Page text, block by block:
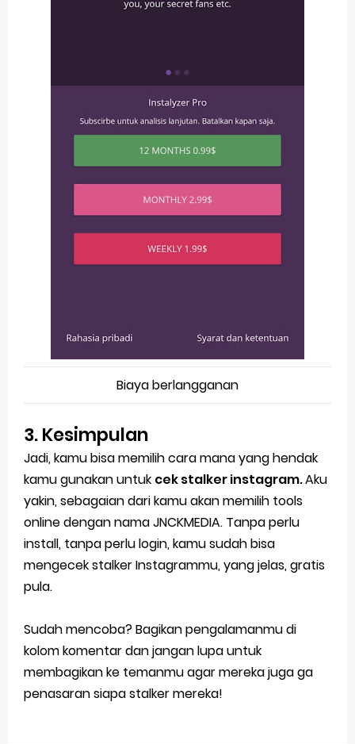
Biaya berlangganan
3. Kesimpulan
Jadi, kamu bisa memilih cara mana yang hendak
kamu gunakan untuk cek stalker instagram.Aku
yakin, sebagaian dari kamu akan memilih tools
online dengan nama JNCKMEDIA. Tanpa perlu
install, tanpa perlu login, kamu sudah bisa
mengecek stalker Instagrammu, yang jelas, gratis
pula.
Sudah mencoba? Bagikan pengalamanmu di
kolom komentar dan jangan lupa untuk
membagikan ke temanmu agar mereka juga ga
penasaran siapa stalker mereka!